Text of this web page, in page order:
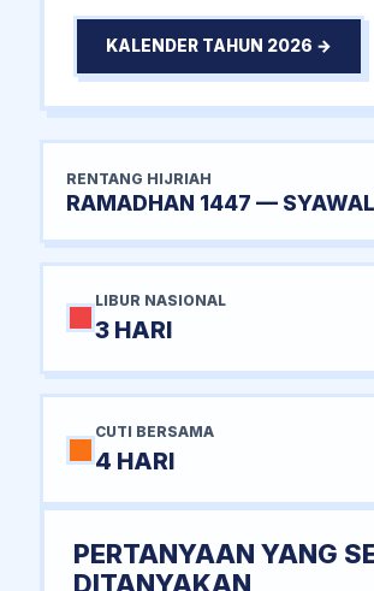
KALENDER TAHUN 2026 →
RENTANG HIJRIAH
RAMADHAN 1447 —
LIBUR NASIONAL
3 HARI
CUTI BERSAMA
4 HARI
PERTANYAAN YANG
DITANYAKAN